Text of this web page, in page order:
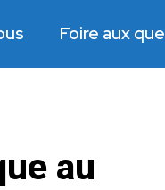
Foire aux
au